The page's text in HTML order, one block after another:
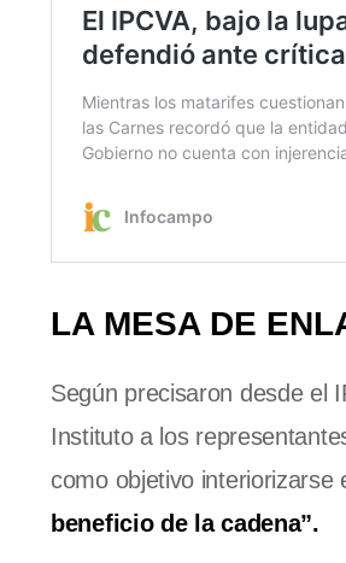
LA MESA DE
Según precisaron desde el
Instituto a los
como objetivo interiorizarse
beneficio de la cadena”.